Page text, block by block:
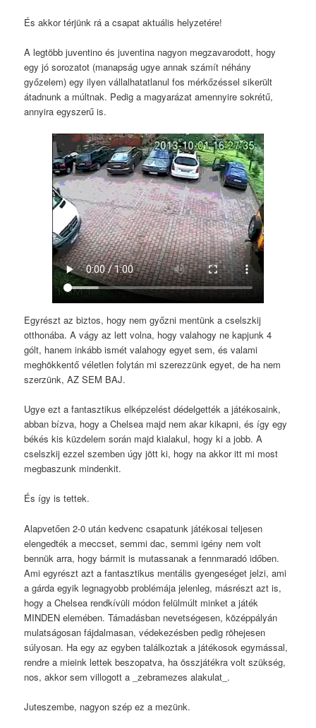
És akkor térjünk rá a csapat aktuális helyzetére!
A legtöbb juventino és juventina nagyon megzavarodott, hogy
egy jó sorozatot (manapság ugye annak számít néhány
győzelem) egy ilyen vállalhatatlanul fos mérkőzéssel sikerült
átadnunk a múltnak. Pedig a magyarázat amennyire sokrétű,
annyira egyszerű is.
Egyrészt az biztos, hogy nem győzni mentünk a cselszkij
otthonába. A vágy az lett volna, hogy valahogy ne kapjunk 4
gólt, hanem inkább ismét valahogy egyet sem, és valami
meghökkentő véletlen folytán mi szerezzünk egyet, de ha nem
szerzünk, AZ SEM BAJ.
Ugye ezt a fantasztikus elképzelést dédelgették a játékosaink,
abban bízva, hogy a Chelsea majd nem akar kikapni, és így egy
békés kis küzdelem során majd kialakul, hogy ki a jobb. A
cselszkij ezzel szemben úgy jött ki, hogy na akkor itt mi most
megbaszunk mindenkit.
És így is tettek.
Alapvetően 2-0 után kedvenc csapatunk játékosai teljesen
elengedték a meccset, semmi dac, semmi igény nem volt
bennük arra, hogy bármit is mutassanak a fennmaradó időben.
Ami egyrészt azt a fantasztikus mentális gyengeséget jelzi, ami
a gárda egyik legnagyobb problémája jelenleg, másrészt azt is,
hogy a Chelsea rendkívüli módon felülmúlt minket a játék
MINDEN elemében. Támadásban nevetségesen, középpályán
mulatságosan fájdalmasan, védekezésben pedig röhejesen
súlyosan. Ha egy az egyben találkoztak a játékosok egymással,
rendre a mieink lettek beszopatva, ha összjátékra volt szükség,
nos, akkor sem villogott a _zebramezes alakulat_.
Juteszembe, nagyon szép ez a mezünk.